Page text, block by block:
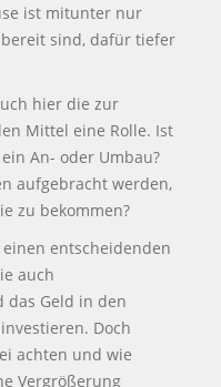
ist mitunter nur
sind, dafür tiefer
hier die zur
Mittel eine Rolle. Ist
An- oder Umbau?
aufgebracht werden,
zu bekommen?
entscheidenden
auch
Geld in den
Doch
achten und wie
Vergrößerung